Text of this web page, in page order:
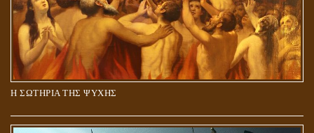
Η ΣΩΤΗΡΙΑ ΤΗΣ ΨΥΧΗΣ